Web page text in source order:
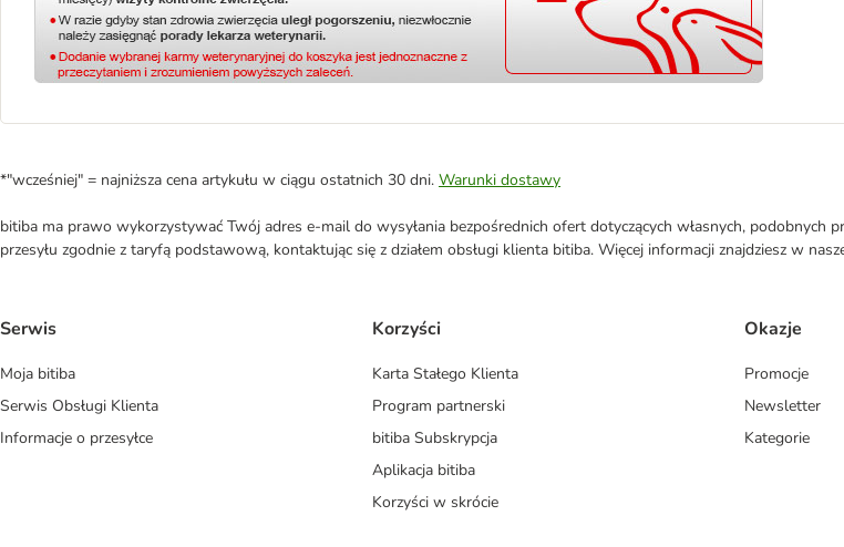
*"wcześniej" = najniższa cena artykułu w ciągu ostatnich 30 dni. Warunki dostawy
bitiba ma prawo wykorzystywać Twój adres e-mail do wysyłania bezpośrednich ofert dotyczących własnych,
przesyłu zgodnie z taryfą podstawową, kontaktując się z działem obsługi klienta bitiba. Więcej informacji znajdziesz w
Serwis
Moja bitiba
Serwis Obsługi Klienta
Informacje o przesyłce
Korzyści
Karta Stałego Klienta
Program partnerski
bitiba Subskrypcja
Aplikacja bitiba
Korzyści w skrócie
Okazje
Promocje
Newsletter
Kategorie